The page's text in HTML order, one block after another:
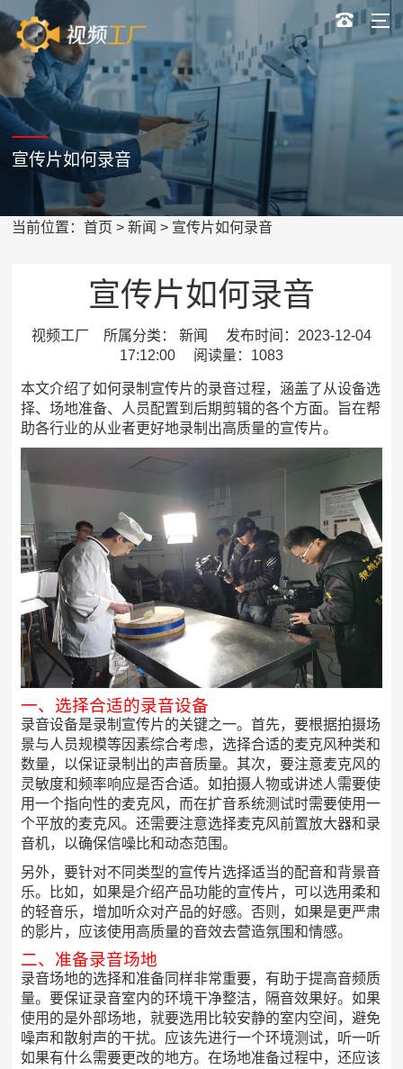
宣传片如何录音
当前位置：首页 >新闻 > 宣传片如何录音
宣传片如何录音
视频工厂 所属分类： 新闻 发布时间：2023-12-04
17:12:00 阅读量：1083
本文介绍了如何录制宣传片的录音过程，涵盖了从设备选
择、场地准备、人员配置到后期剪辑的各个方面。旨在帮
助各行业的从业者更好地录制出高质量的宣传片。
一、选择合适的录音设备
录音设备是录制宣传片的关键之一。首先，要根据拍摄场
景与人员规模等因素综合考虑，选择合适的麦克风种类和
数量，以保证录制出的声音质量。其次，要注意麦克风的
灵敏度和频率响应是否合适。如拍摄人物或讲述人需要使
用一个指向性的麦克风，而在扩音系统测试时需要使用一
个平放的麦克风。还需要注意选择麦克风前置放大器和录
音机，以确保信噪比和动态范围。
另外，要针对不同类型的宣传片选择适当的配音和背景音
乐。比如，如果是介绍产品功能的宣传片，可以选用柔和
的轻音乐，增加听众对产品的好感。否则，如果是更严肃
的影片，应该使用高质量的音效去营造氛围和情感。
二、准备录音场地
录音场地的选择和准备同样非常重要，有助于提高音频质
量。要保证录音室内的环境干净整洁，隔音效果好。如果
使用的是外部场地，就要选用比较安静的室内空间，避免
噪声和散射声的干扰。应该先进行一个环境测试，听一听
如果有什么需要更改的地方。在场地准备过程中，还应该